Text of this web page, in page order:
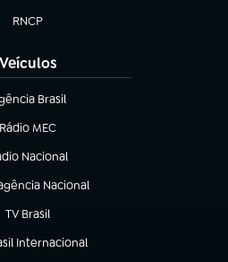
RNCP
(abre em nova aba)
Veículos
Brasil
em nova aba)
Rádio MEC
(abre em nova aba)
Nacional
Nacional
nova aba)
TV Brasil
(abre em nova aba)
Internacional
nova aba)